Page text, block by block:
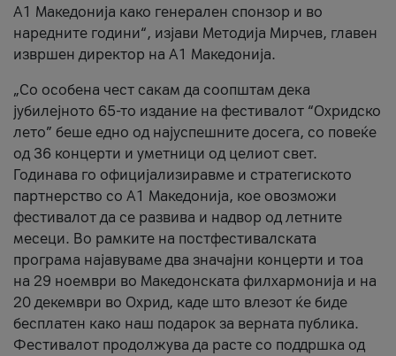
A1 Македонија како генерален спонзор и во
наредните години“, изјави Методија Мирчев, главен
извршен директор на A1 Македонија.
„Со особена чест сакам да соопштам дека
јубилејното 65-то издание на фестивалот “Охридско
лето” беше едно од најуспешните досега, со повеќе
од 36 концерти и уметници од целиот свет.
Годинава го официјализиравме и стратегиското
партнерство со А1 Македонија, кое овозможи
фестивалот да се развива и надвор од летните
месеци. Во рамките на постфестивалската
програма најавуваме два значајни концерти и тоа
на 29 ноември во Македонската филхармонија и на
20 декември во Охрид, каде што влезот ќе биде
бесплатен како наш подарок за верната публика.
Фестивалот продолжува да расте со поддршка од